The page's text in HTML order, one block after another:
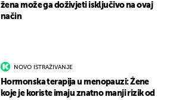
žena može ga doživjeti isključivo na ovaj
način
NOVO ISTRAŽIVANJE
Hormonska terapija u menopauzi: Žene
koje je koriste imaju znatno manji rizik od